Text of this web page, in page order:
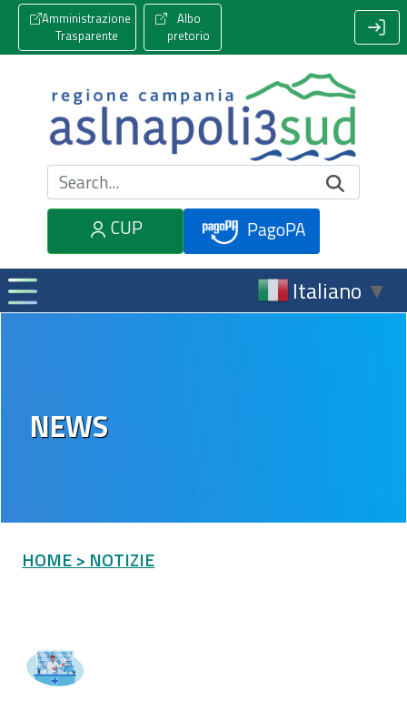
Amministrazione
Trasparente
Albo
pretorio
Cerca nel sito
CUP
PagoPA
Italiano ▼
NEWS
HOME > NOTIZIE